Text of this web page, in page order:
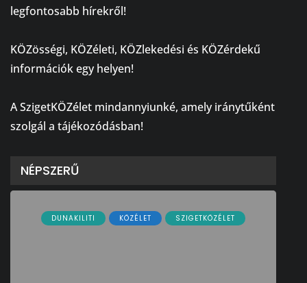
legfontosabb hírekről!
KÖZösségi, KÖZéleti, KÖZlekedési és KÖZérdekű
információk egy helyen!
A SzigetKÖZélet mindannyiunké, amely iránytűként
szolgál a tájékozódásban!
NÉPSZERŰ
DUNAKILITI KÖZÉLET SZIGETKÖZÉLET